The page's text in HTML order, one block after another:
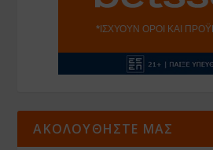
ΑΚΟΛΟΥΘΗΣΤΕ ΜΑΣ